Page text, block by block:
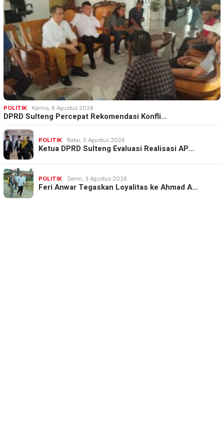
POLITIK Kamis, 6 Agustus 2026
DPRD Sulteng Percepat Rekomendasi Konfli…
POLITIK Rabu, 5 Agustus 2026
Ketua DPRD Sulteng Evaluasi Realisasi AP…
POLITIK Senin, 3 Agustus 2026
Feri Anwar Tegaskan Loyalitas ke Ahmad A…